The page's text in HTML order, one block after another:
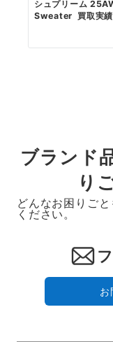
シュプリーム
Sweater 買取実績
ブランド
り
どんなお困りご
ください。
お